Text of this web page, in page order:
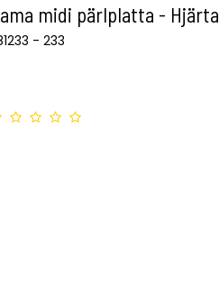
midi pärlplatta - Hjärta
- 233